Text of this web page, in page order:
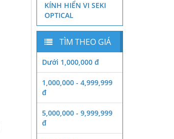
KÍNH HIỂN VI SEKI
OPTICAL
TÌM THEO GIÁ
Dưới 1,000,000 đ
1,000,000 - 4,999,999
đ
5,000,000 - 9,999,999
đ